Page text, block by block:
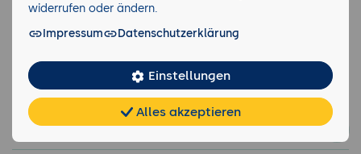
Teilen FAQ Cookies
widerrufen oder ändern.
Impressum
Datenschutzerklärung
Einstellungen
Alles akzeptieren